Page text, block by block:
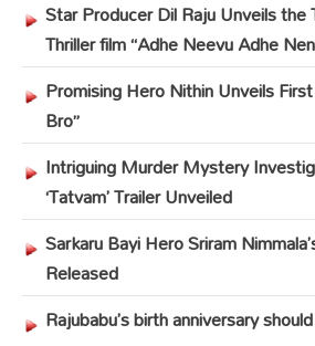
Star Producer Dil Raju Unveils
Thriller film “Adhe Neevu Adhe
Promising Hero Nithin Unveils
Bro”
Intriguing Murder Mystery
‘Tatvam’ Trailer Unveiled
Sarkaru Bayi Hero Sriram
Released
Rajubabu’s birth anniversary